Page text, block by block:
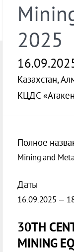
2025
Казахстан,
КЦДС
Полное
Mining and
Даты
16.09.2025 —
30TH
MINING